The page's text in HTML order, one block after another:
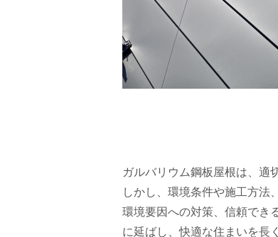
ガルバリウム鋼板屋根は、適
しかし、環境条件や施工方法
環境要因への対策、信頼でき
に延ばし、快適な住まいを長